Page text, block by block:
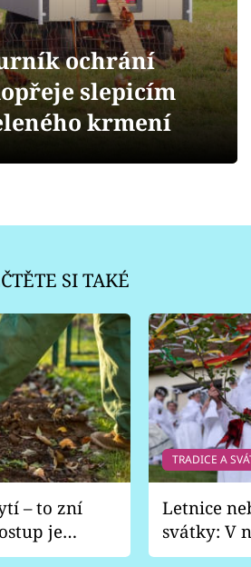
ochrání
slepicím
krmení
SI TAKÉ
– to zní
je
TRADICE A
Letnice
svátky: V
pondělí